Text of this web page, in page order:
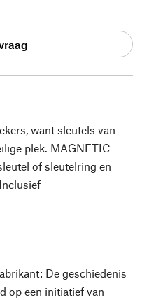
want sleutels van
plek. MAGNETIC
of sleutelring en
De geschiedenis
op een initiatief van